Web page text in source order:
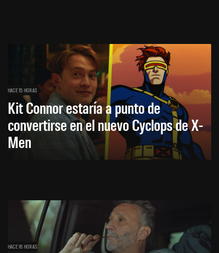
HACE 15 HORAS
Kit Connor estaría a punto de
convertirse en el nuevo Cyclops de X-
Men
HACE 16 HORAS